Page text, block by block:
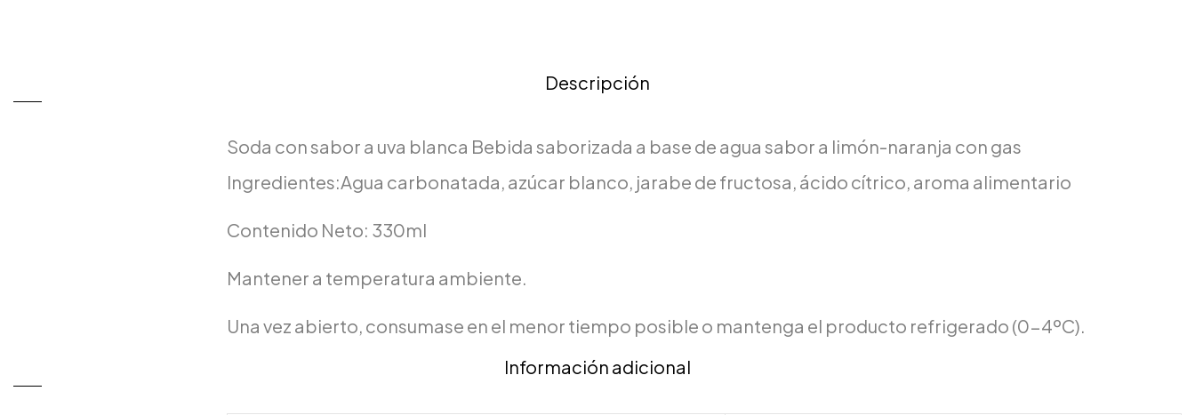
Descripción
Soda con sabor a uva blanca Bebida saborizada a base de agua sabor a limón-naranja con gas
Ingredientes:Agua carbonatada, azúcar blanco, jarabe de fructosa, ácido cítrico, aroma alimentario
Contenido Neto: 330ml
Mantener a temperatura ambiente.
Una vez abierto, consumase en el menor tiempo posible o mantenga el producto refrigerado (0-4ºC).
Información adicional